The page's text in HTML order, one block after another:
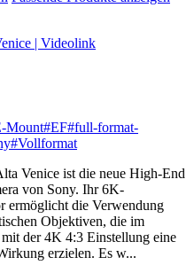
Mount#EF#full-format-
#Vollformat
Venice ist die neue High-End
von Sony. Ihr 6K-
ermöglicht die Verwendung
Objektiven, die im
der 4K 4:3 Einstellung eine
erzielen. Es w...